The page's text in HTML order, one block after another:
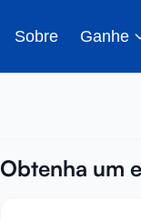
Sobre Ganhe
Obtenha um